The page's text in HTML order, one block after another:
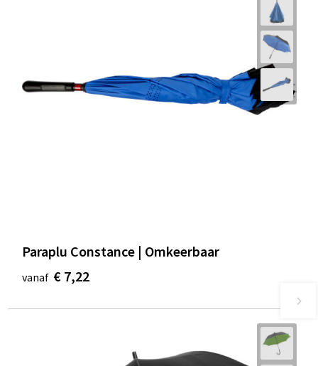
Paraplu Constance | Omkeerbaar
vanaf € 7,22